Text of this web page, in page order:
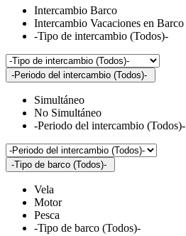
Intercambio Barco
Intercambio Vacaciones en Barco
-Tipo de intercambio (Todos)-
-Periodo del intercambio (Todos)-
Simultáneo
No Simultáneo
-Periodo del intercambio (Todos)-
-Tipo de barco (Todos)-
Vela
Motor
Pesca
-Tipo de barco (Todos)-